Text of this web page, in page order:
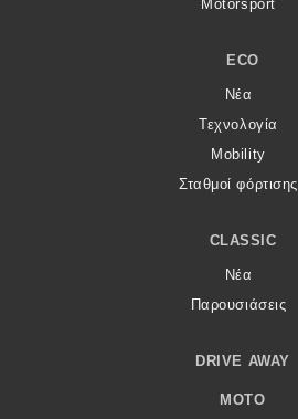
Motorsport
ECO
Νέα
Τεχνολογία
Mobility
Σταθμοί φόρτισης
CLASSIC
Νέα
Παρουσιάσεις
DRIVE AWAY
MOTO